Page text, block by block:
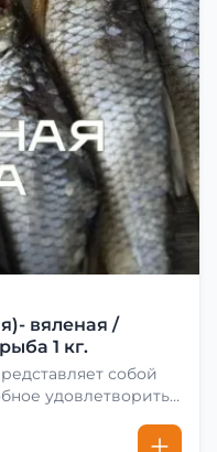
вяленая /
1 кг.
собой
удовлетворить
хорошо солят.